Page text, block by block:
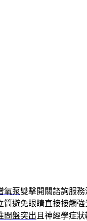
氧泵雙擊開關諮詢服
筒避免眼睛直接接觸強
間盤突出 且神經學症